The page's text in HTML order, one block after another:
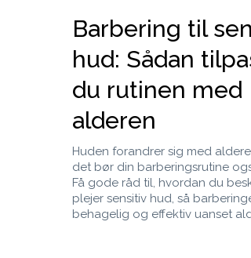
Barbering til
hud: Sådan
du rutinen med
alderen
Huden forandrer sig med
det bør din barberingsrutine
Få gode råd til, hvordan du
plejer sensitiv hud, så
behagelig og effektiv uanset